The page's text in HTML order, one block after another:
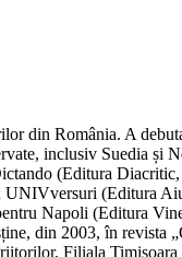
din România. A
inclusiv Suedia și
(Editura
(Editura
Napoli (Editura
din 2003, în revista
Filiala